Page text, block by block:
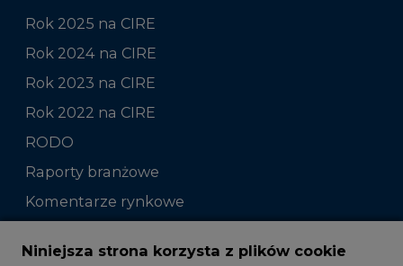
Rok 2025 na CIRE
Rok 2024 na CIRE
Rok 2023 na CIRE
Rok 2022 na CIRE
RODO
Raporty branżowe
Komentarze rynkowe
Zmiany kadrowe na rynku
Niniejsza strona korzysta z plików cookie